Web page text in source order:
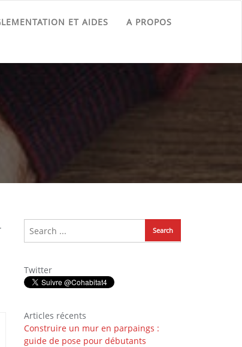
ET AIDES A PROPOS
Twitter
Articles récents
Construire un mur en parpaings :
guide de pose pour débutants